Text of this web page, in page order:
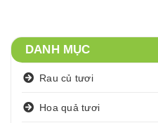
DANH MỤC
Rau củ tươi
Hoa quả tươi